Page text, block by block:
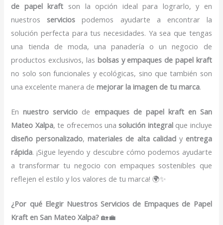
de papel kraft son la opción ideal para lograrlo, y en
nuestrosservicios podemos ayudarte a encontrar la
solución perfecta para tus necesidades. Ya sea que tengas
una tienda de moda, una panadería o un negocio de
productos exclusivos, las bolsas y empaques de papel kraft
no solo son funcionales y ecológicas, sino que también son
una excelente manera demejorar la imagen de tu marca.
Ennuestro servicio de empaques de papel kraft en San
Mateo Xalpa, te ofrecemos unasolución integralque incluye
diseño personalizado,materiales de alta calidady entrega
rápida. ¡Sigue leyendo y descubre cómo podemos ayudarte
a transformar tu negocio con empaques sostenibles que
reflejen el estilo y los valores de tu marca! 🌍✨
¿Por qué Elegir Nuestros Servicios de Empaques de Papel
Kraft en San Mateo Xalpa? 🏡💼